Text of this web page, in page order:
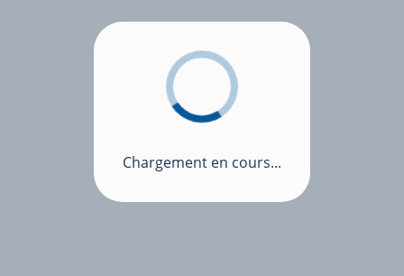
Chargement en cours...